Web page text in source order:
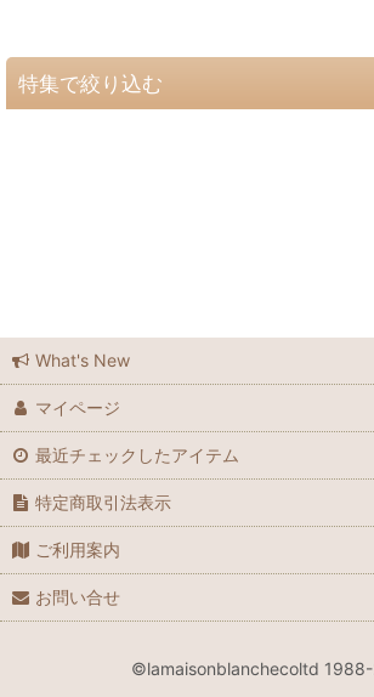
並び順 :
特集で絞り込む
Elizabeth Bradley
Grandma Moses
Laura Ashley
Waverly
many
What's New
マイページ
最近チェックしたアイテム
特定商取引法表示
ご利用案内
お問い合せ
©lamaisonblanchecoltd